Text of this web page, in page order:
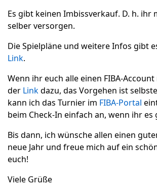
Es gibt keinen Imbissverkauf. D. h. ihr
selber versorgen.
Die Spielpläne und weitere Infos gibt
Link.
Wenn ihr euch alle einen FIBA-
der Linkdazu, das Vorgehen ist
kann ich das Turnier im FIBA-Portal
beim Check-In einfach an, wenn ihr es
Bis dann, ich wünsche allen einen
neue Jahr und freue mich auf ein
euch!
Viele Grüße